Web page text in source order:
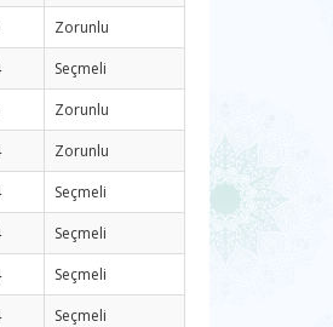
Zorunlu
Seçmeli
Zorunlu
Zorunlu
Seçmeli
Seçmeli
Seçmeli
Seçmeli